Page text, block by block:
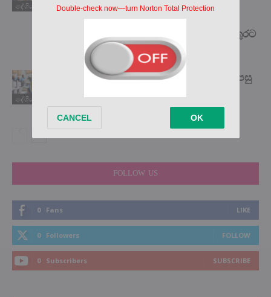
දේශිය පුවත්
බඩගින්නෙ ඉන්න වෙන නිසා.
”අඳුරන්නෙවත් නැති කොල්ලෙක්
වෙනුවෙන් ජිවිතඅවදානමත් ගෙන වතුරට
පැනපු ඒ...
දේශිය පුවත්
සියලු රජයේ ආයතනවලට මැයි 31න් පසු
FOLLOW US
0 Fans LIKE
0 Followers FOLLOW
0 Subscribers SUBSCRIBE